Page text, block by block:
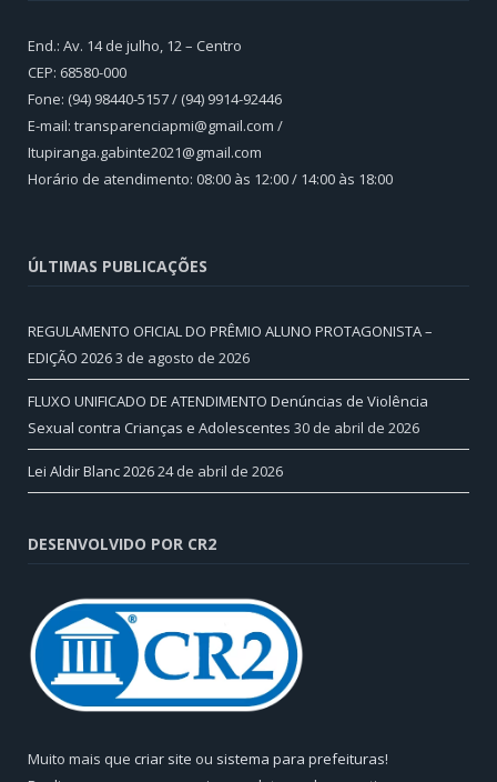
End.: Av. 14 de julho, 12 – Centro
CEP: 68580-000
Fone: (94) 98440-5157 / (94) 9914-92446
E-mail: transparenciapmi@gmail.com /
Itupiranga.gabinte2021@gmail.com
Horário de atendimento: 08:00 às 12:00 / 14:00 às 18:00
ÚLTIMAS PUBLICAÇÕES
REGULAMENTO OFICIAL DO PRÊMIO ALUNO PROTAGONISTA –
EDIÇÃO 20263 de agosto de 2026
FLUXO UNIFICADO DE ATENDIMENTO Denúncias de Violência
Sexual contra Crianças e Adolescentes 30 de abril de 2026
Lei Aldir Blanc 202624 de abril de 2026
DESENVOLVIDO POR CR2
Muito mais que criar site ou sistema para prefeituras!